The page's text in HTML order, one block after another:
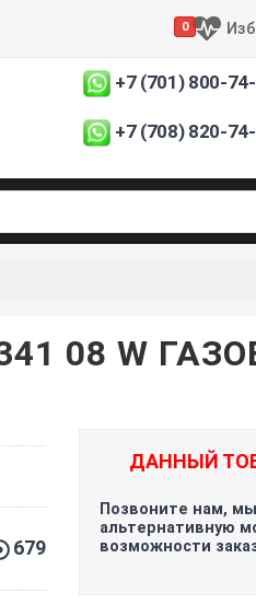
0
+7 (701) 800-
+7 (708) 820-
08 W
679
ДАННЫЙ
Позвоните нам,
альтернативную
возможности